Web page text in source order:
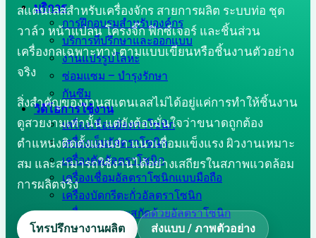
บริการ
การฝึกอบรมสำหรับองค์กร
บริการที่ปรึกษาและออกแบบ
งานแปรรูปโลหะ
ซ่อมแซม – บำรุงรักษา
กันซึม
วิดีโอการใช้งาน
เครื่องเชื่อมอัลตราโซนิก
เครื่องเย็บอัลตราโซนิก
เครื่องตัดอัลตราโซนิก
เครื่องเชื่อมอัลตราโซนิกแบบมือถือ
เครื่องบัดกรีตะกั่วอัลตราโซนิก
เครื่องกวนและสกัดด้วยอัลตราโซนิก
เครื่องผลิตถุงผ้า
สแตนเลสสำหรับเครื่องจักร สายการผลิต ระบบท่อ ชุด
วาล์ว หน้าแปลน โครงจิ๊ก ฟิกซ์เจอร์ และชิ้นส่วน
เครื่องกลเฉพาะทาง ตามแบบเขียนหรือชิ้นงานตัวอย่าง
จริง
สิ่งสำคัญของงานสแตนเลสไม่ได้อยู่แค่การทำให้ชิ้นงาน
ดูสวยงามเท่านั้น แต่ยังต้องมั่นใจว่าขนาดถูกต้อง
ตำแหน่งติดตั้งแม่นยำ แนวเชื่อมแข็งแรง ผิวงานเหมาะ
สม และสามารถใช้งานได้อย่างเสถียรในสภาพแวดล้อม
การผลิตจริง
โทรปรึกษางานผลิต ส่งแบบ / ภาพตัวอย่าง